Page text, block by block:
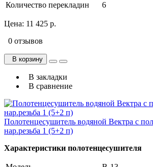
Количество перекладин
6
Цена: 11 425 р.
0 отзывов
В корзину
В закладки
В сравнение
Полотенцесушитель водяной Вектра с
нар.резьба 1 (5+2 п)
Характеристики полотенцесушителя